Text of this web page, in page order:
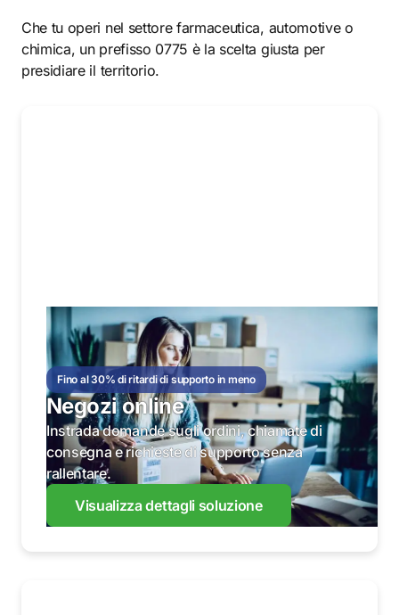
Che tu operi nel settore farmaceutica, automotive o
chimica, un prefisso 0775 è la scelta giusta per
presidiare il territorio.
Fino al 30% di ritardi di supporto in meno
Negozi online
Instrada domande sugli ordini, chiamate di
consegna e richieste di supporto senza
rallentare.
Visualizza dettagli soluzione